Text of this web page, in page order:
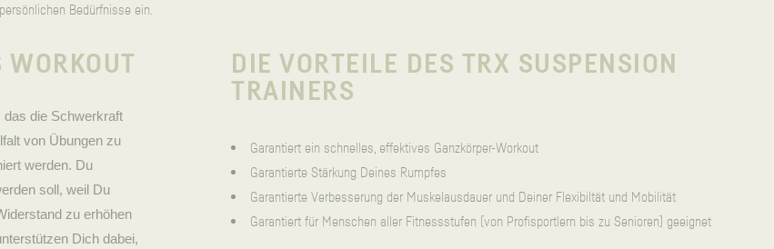
Bedürfnisse ein.
die Schwerkraft
von Übungen zu
werden. Du
soll, weil Du
zu erhöhen
Dich dabei,
DIE VORTEILE DES TRX SUSPENSION
TRAINERS
Garantiert ein schnelles, effektives Ganzkörper-Workout
Garantierte Stärkung Deines Rumpfes
Garantierte Verbesserung der Muskelausdauer und Deiner Flexibiltät und Mobilität
Garantiert für Menschen aller Fitnessstufen (von Profisportlern bis zu Senioren) geeignet